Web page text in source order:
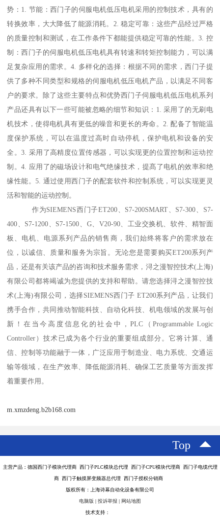
势：1. 节能：西门子的伺服电机低压电机采用的控制技术，具有的
转换效率，大大降低了能源消耗。2. 稳定可靠：这些产品经过严格
的质量控制和测试，在工作条件下都能提供稳定可靠的性能。3. 控
制：西门子的伺服电机低压电机具有转速和转矩控制能力，可以满
足复杂应用的需求。4. 多样化的选择：根据不同的需求，西门子提
供了多种不同类型和规格的伺服电机低压电机产品，以满足不同客
户的要求。除了这些主要特点和优势西门子伺服电机低压电机系列
产品还具有以下一些可能被忽略的细节和知识：1. 采用了的无刷电
机技术，使得电机具有更低的噪音和更长的寿命。2. 配备了智能温
度保护系统，可以在温度过高时自动停机，保护电机和设备的安
全。3. 采用了高精度位置传感器，可以实现更的位置控制和运动控
制。4. 应用了的磁场设计和电气绝缘技术，提髙了电机的效率和绝
缘性能。5. 通过使用西门子的配套软件和控制系统，可以实现更灵
活和智能的运动控制。
作为SIEMENS西门子ET200、S7-200SMART、S7-300、S7-
400、S7-1200、S7-1500、G、V20-90、工业交换机、软件、精智面
板、电机、电源系列产品的销售商，我们始终将客户的需求放在
位，以诚信、质量和服务为宗旨。无论您是需要购买ET200系列产
品，还是有关该产品的咨询和技术服务需求，浔之漫智控技术(上海)
有限公司都将竭诚为您提供的支持和帮助。请您选择浔之漫智控技
术(上海)有限公司，选择SIEMENS西门子 ET200系列产品，让我们
携手合作，共同推动智能科技、自动化科技、机电领域的发展与创
新！在当今高度信息化的社会中，PLC（Programmable Logic
Controller）技术已成为各个行业的重要组成部分。它将计算、通
信、控制等功能融于一体，广泛应用于制造业、电力系统、交通运
输等领域，在生产效率、降低能源消耗、确保工艺质量等方面发挥
着重要作用。
m.xmzdeng.b2b168.com
Top
主营产品：德国西门子模块代理商 西门子PLC模块总代理 西门子CPU模块代理商 西门子电缆代理
商 西门子触摸屏变频器总代理 西门子授权分销商
版权所有：上海诗幕自动化设备有限公司
电脑版 | 投诉举报 | 网站地图
技术支持：